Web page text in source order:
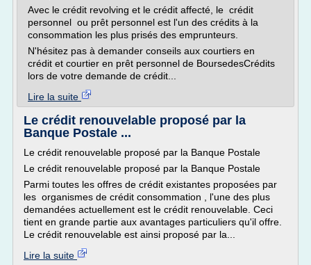
Avec le crédit revolving et le crédit affecté, le crédit
personnel ou prêt personnel est l'un des crédits à la
consommation les plus prisés des emprunteurs.
N'hésitez pas à demander conseils aux courtiers en
crédit et courtier en prêt personnel de BoursedesCrédits
lors de votre demande de crédit...
Lire la suite
Le crédit renouvelable proposé par la
Banque Postale ...
Le crédit renouvelable proposé par la Banque Postale
Le crédit renouvelable proposé par la Banque Postale
Parmi toutes les offres de crédit existantes proposées par
les organismes de crédit consommation , l'une des plus
demandées actuellement est le crédit renouvelable. Ceci
tient en grande partie aux avantages particuliers qu'il offre.
Le crédit renouvelable est ainsi proposé par la...
Lire la suite